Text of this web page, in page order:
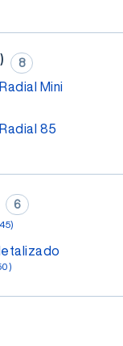
8
Mini
85
6